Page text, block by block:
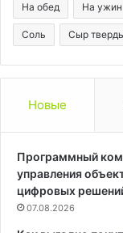
На обед На ужин
Соль Сыр
Новые
Программный
управления
цифровых
07.08.2026